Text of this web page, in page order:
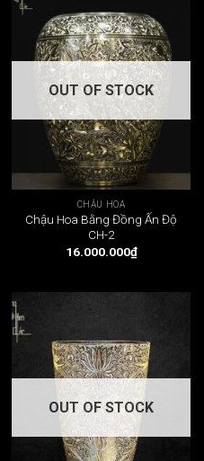
OUT OF STOCK
CHẬU HOA
Chậu Hoa Bằng Đồng Ấn Độ
CH-2
16.000.000₫
OUT OF STOCK